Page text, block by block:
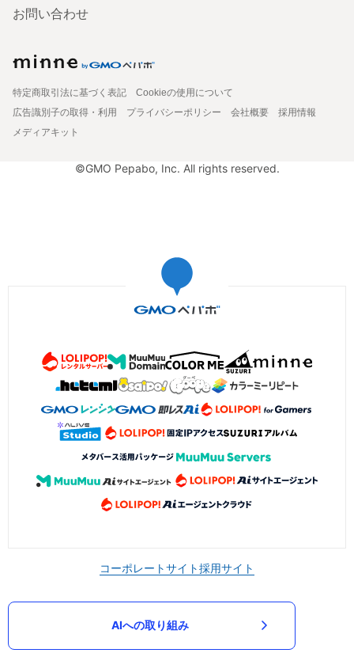
お問い合わせ
特定商取引法に基づく表記
Cookieの使用について
広告識別子の取得・利用
プライバシーポリシー 会社概要
採用情報
メディアキット
©GMO Pepabo, Inc. All rights reserved.
コーポレートサイト採用サイト
AIへの取り組み